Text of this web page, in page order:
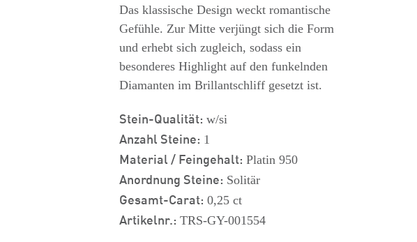
Das klassische Design weckt romantische
Gefühle. Zur Mitte verjüngt sich die Form
und erhebt sich zugleich, sodass ein
besonderes Highlight auf den funkelnden
Diamanten im Brillantschliff gesetzt ist.
Stein-Qualität: w/si
Anzahl Steine: 1
Material / Feingehalt: Platin 950
Anordnung Steine: Solitär
Gesamt-Carat: 0,25 ct
Artikelnr.: TRS-GY-001554